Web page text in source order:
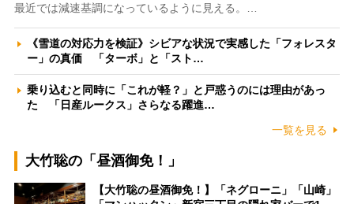
最近では減速基調になっているように見える。…
《雪道の対応力を検証》シビアな状況で実感した「フォレスタ
ー」の真価 「ターボ」と「スト…
乗り込むと同時に「これが軽？」と戸惑うのには理由があっ
た 「日産ルークス」さらなる躍進…
一覧を見る
大竹聡の「昼酒御免！」
【大竹聡の昼酒御免！】「ネグローニ」「山崎」